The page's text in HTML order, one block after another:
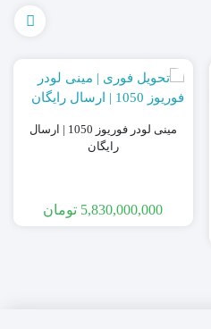
مینی لودر فوریوز 1050 | ارسال
رایگان
5,830,000,000 تومان